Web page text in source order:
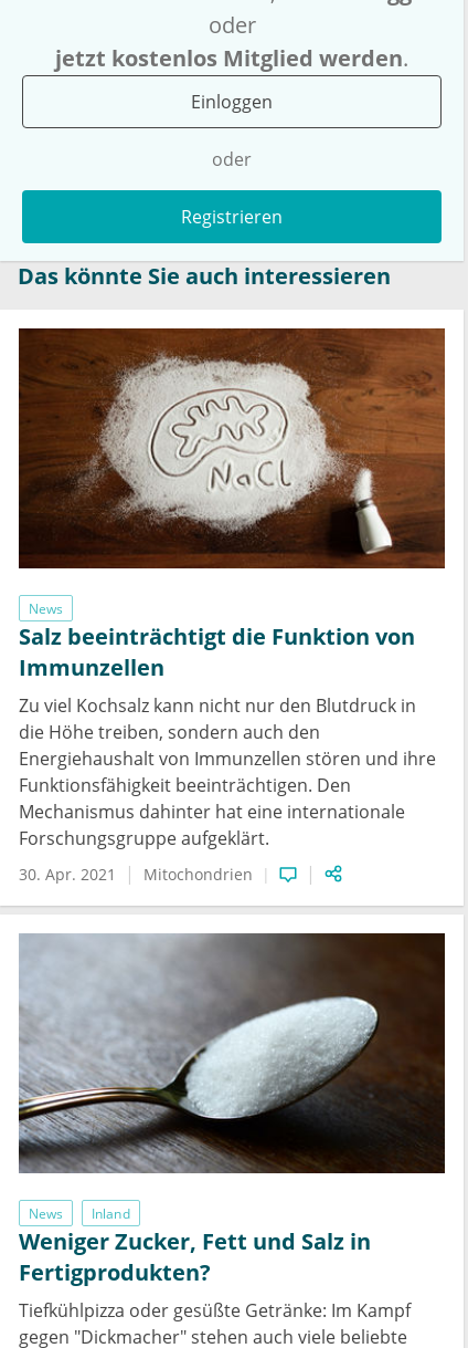
oder
jetzt kostenlos Mitglied werden.
Einloggen
oder
Registrieren
Das könnte Sie auch interessieren
News
Salz beeinträchtigt die Funktion von
Immunzellen
Zu viel Kochsalz kann nicht nur den Blutdruck in
die Höhe treiben, sondern auch den
Energiehaushalt von Immunzellen stören und ihre
Funktionsfähigkeit beeinträchtigen.​​​​​​​ Den
Mechanismus dahinter hat eine internationale
Forschungsgruppe aufgeklärt.
30. Apr. 2021 Mitochondrien
News Inland
Weniger Zucker, Fett und Salz in
Fertigprodukten?
Tiefkühlpizza oder gesüßte Getränke: Im Kampf
gegen "Dickmacher" stehen auch viele beliebte